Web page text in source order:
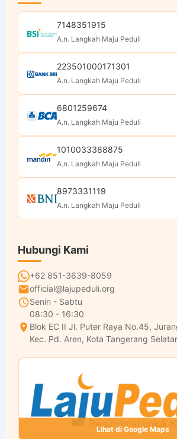
7148351915
A.n. Langkah Maju Peduli
223501000171301
A.n. Langkah Maju Peduli
6801259674
A.n. Langkah Maju Peduli
1010033388875
A.n. Langkah Maju Peduli
8973331119
A.n. Langkah Maju Peduli
Hubungi Kami
+62 851-3639-8059
official@lajupeduli.org
Senin - Sabtu
08:30 - 16:30
Blok EC II Jl. Puter Raya No.45,
Kec. Pd. Aren, Kota Tangerang
Lihat di Google Maps